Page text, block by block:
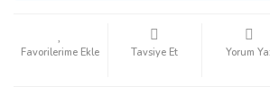
Tavsiye Et Yorum